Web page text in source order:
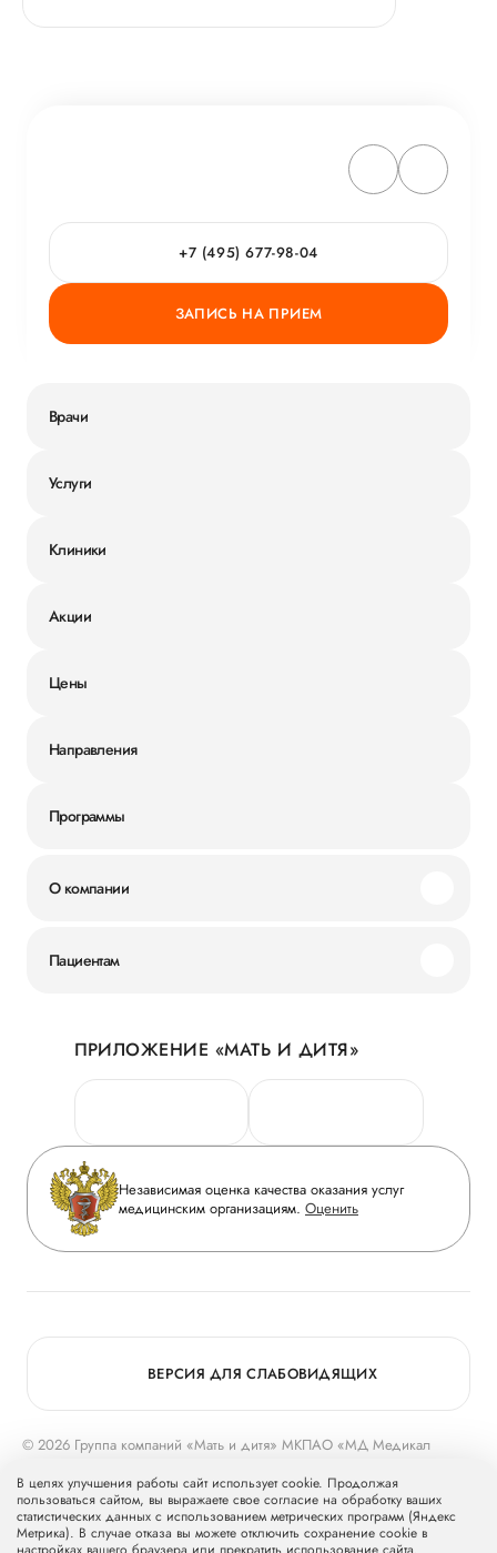
+7 (495) 677-98-04
ЗАПИСЬ НА ПРИЕМ
Врачи
Услуги
Клиники
Акции
Цены
Направления
Программы
О компании
Новости
Руководство
Сотрудничество
Инвесторам
Журнал «Мать и дитя»
Вакансии
Медицинский туризм
Пациентам
Личный кабинет
Персональные данные
Горячая линия качества
Вопрос-ответ
Приложение пациента
Статьи
ПРИЛОЖЕНИЕ «МАТЬ И ДИТЯ»
Независимая оценка качества оказания услуг
медицинским организациям. Оценить
© 2026 Группа компаний «Мать и дитя» МКПАО «МД Медикал
Группу компаний «Мать и дитя».
ВЕРСИЯ ДЛЯ СЛАБОВИДЯЩИХ
В целях улучшения работы сайт использует cookie. Продолжая
пользоваться сайтом, вы выражаете свое согласие на обработку ваших
статистических данных с использованием метрических программ (Яндекс
Метрика). В случае отказа вы можете отключить сохранение cookie в